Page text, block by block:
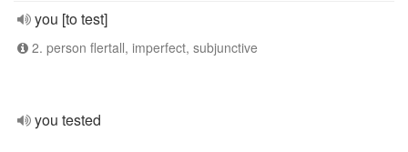
you [to test]
2. person flertall, imperfect, subjunctive
you tested